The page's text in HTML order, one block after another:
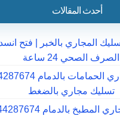
أحدث المقالات
المجاري بالخبر | فتح
الصرف الصحي 24 ساعة
تسليك مجاري الحمامات
تسليك مجاري بالضغط
تسليك مجاري المطبخ بالدمام